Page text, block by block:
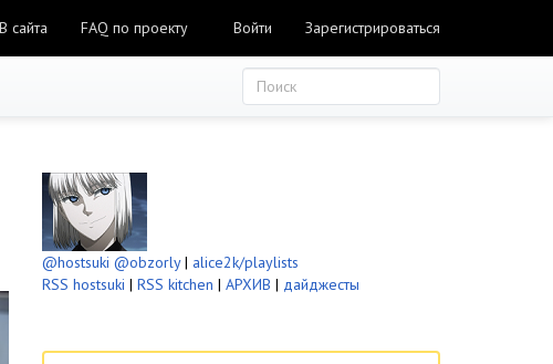
сайта FAQ по проекту Войти Зарегистрироваться
@hostsuki @obzorly| alice2k/playlists
RSS hostsuki | RSS kitchen | АРХИВ | дайджесты